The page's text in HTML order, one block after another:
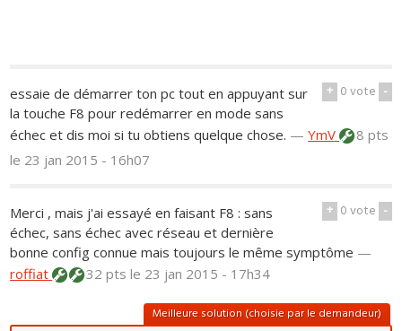
+ 0vote -
essaie de démarrer ton pc tout en appuyant sur
la touche F8 pour redémarrer en mode sans
échec et dis moi si tu obtiens quelque chose. —YmV
8 pts
le 23 jan 2015 - 16h07
+ 0vote -
Merci , mais j'ai essayé en faisant F8 : sans
échec, sans échec avec réseau et dernière
bonne config connue mais toujours le même symptôme —
roffiat
32 ptsle 23 jan 2015 - 17h34
Meilleure solution (choisie par le demandeur)